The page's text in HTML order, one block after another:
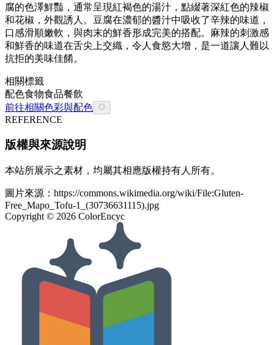
腐的色澤鮮豔，通常呈現紅褐色的湯汁，點綴著深紅色的辣椒
和花椒，外觀誘人。豆腐在濃郁的醬汁中吸收了辛辣的味道，
口感滑順嫩軟，與肉末的鮮香形成完美的搭配。麻辣的刺激感
和鮮香的味道在舌尖上交織，令人食慾大增，是一道讓人難以
抗拒的美味佳餚。
相關標籤
配色食物食品餐飲
前往相關色彩與配色
REFERENCE
版權與來源說明
本站所展示之素材，均屬其相應版權持有人所有。
圖片來源： https://commons.wikimedia.org/wiki/File:Gluten-
Free_Mapo_Tofu-1_(30736631115).jpg
Copyright © 2026 ColorEncyc